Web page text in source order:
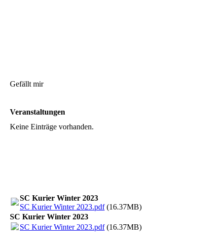
Gefällt mir
Veranstaltungen
Keine Einträge vorhanden.
SC Kurier Winter 2023
SC Kurier Winter 2023.pdf(16.37MB)
SC Kurier Winter 2023
SC Kurier Winter 2023.pdf(16.37MB)